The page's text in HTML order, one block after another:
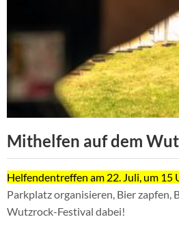
Mithelfen auf dem
Helfendentreffen am 22. Juli, um 15
Parkplatz organisieren, Bier zapfen,
Wutzrock-Festival dabei!